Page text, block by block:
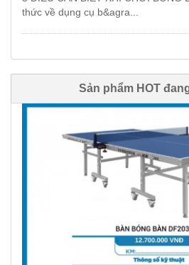
thức về dụng cụ b&agra...
Sản phẩm HOT